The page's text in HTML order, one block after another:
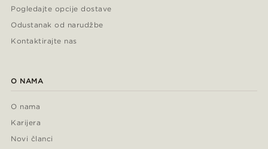
Pogledajte opcije dostave
Odustanak od narudžbe
Kontaktirajte nas
O NAMA
O nama
Karijera
Novi članci